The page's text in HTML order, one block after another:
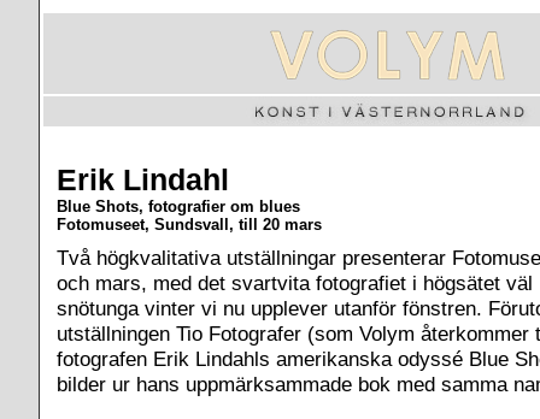
Erik Lindahl
Blue Shots, fotografier om blues
Fotomuseet, Sundsvall, till 20 mars
Två högkvalitativa utställningar presenterar
och mars, med det svartvita fotografiet i högsätet väl
snötunga vinter vi nu upplever utanför fönstren.
utställningen Tio Fotografer (som Volym återkommer
fotografen Erik Lindahls amerikanska odyssé Blue
bilder ur hans uppmärksammade bok med samma